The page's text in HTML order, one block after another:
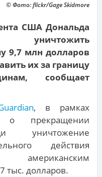
© Фото: flickr/Gage Skidmore
США Дональда
9,7 млн долларов
их за границу
сообщает
, в рамках
о прекращении
уничтожение
действия
тыс. долларов.